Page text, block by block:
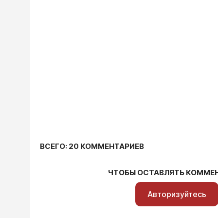
ВСЕГО: 20 КОММЕНТАРИЕВ
ЧТОБЫ ОСТАВЛЯТЬ
Авторизуйтесь